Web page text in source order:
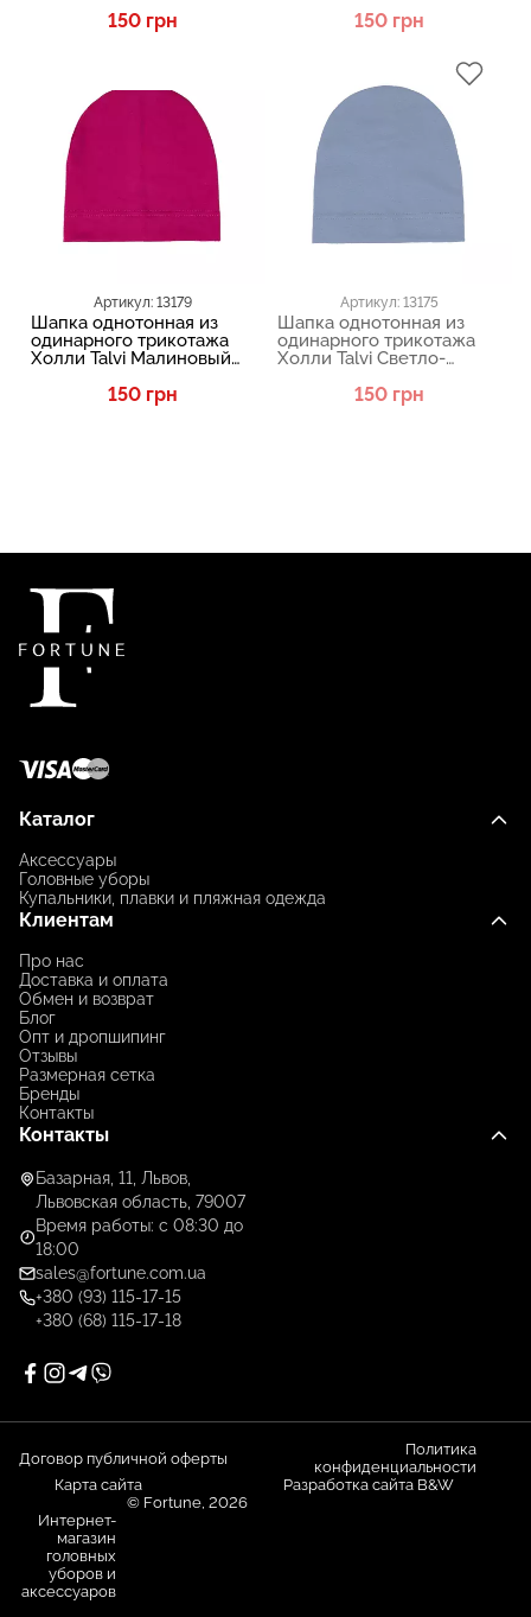
150 грн
Артикул: 13179
Шапка однотонная из
одинарного трикотажа
Холли Talvi Малиновый
150 грн
150 грн
Артикул: 13175
Шапка однотонная из
одинарного трикотажа
Холли Talvi Светло-
150 грн
Каталог
Аксессуары
Головные уборы
Купальники, плавки и пляжная одежда
Клиентам
Про нас
Доставка и оплата
Обмен и возврат
Блог
Опт и дропшипинг
Отзывы
Размерная сетка
Бренды
Контакты
Контакты
Базарная, 11, Львов,
Львовская область, 79007
Время работы: с 08:30 до
18:00
sales@fortune.com.ua
+380 (93) 115-17-15
+380 (68) 115-17-18
Договор публичной оферты
Политика
конфиденциальности
Карта сайта
Разработка сайта B&W
© Fortune, 2026
Интернет-
магазин
головных
уборов и
аксессуаров